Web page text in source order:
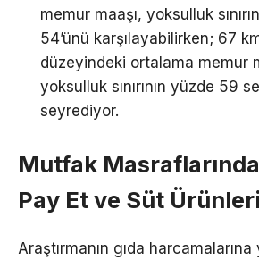
memur maaşı, yoksulluk
54’ünü karşılayabilirken; 67
düzeyindeki ortalama memur
yoksulluk sınırının yüzde 59
seyrediyor.
Mutfak
Pay Et ve Süt
Araştırmanın gıda